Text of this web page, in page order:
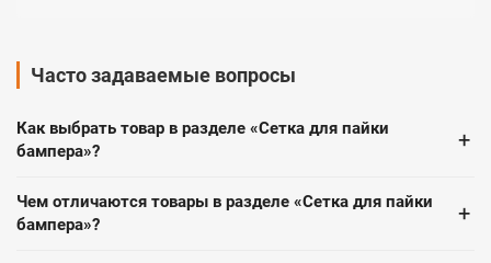
Часто задаваемые вопросы
Как выбрать товар в разделе «Сетка для пайки
бампера»?
+
Чем отличаются товары в разделе «Сетка для пайки
бампера»?
+